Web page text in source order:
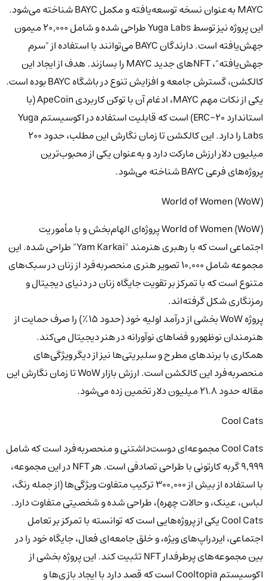
MAYC
به‌عنوان نسخه توسعه‌یافته و مکمل BAYC شناخته می‌شود.
این پروژه نیز توسط Yuga Labs طراحی شده و شامل ۲۰٬۰۰۰ میمون
جهش‌یافته است. دارندگان BAYC می‌توانند با استفاده از "سرم
جهش‌یافته"، NFTهای جدید MAYC را بسازند. هدف از ایجاد این
کالکشن، گسترش جامعه و افزایش تنوع در باشگاه BAYC بوده است.
یکی از نکات مهم MAYC، ادغام آن با توکن کاربردی ApeCoin (با
استاندارد ERC-20) است که قابلیت استفاده در اکوسیستم Yuga
Labs را دارد. این کالکشن تا زمان نگارش این مطلب، حدود
۲۰۰
میلیون دلارارزش مارکت دارد و به‌عنوان یکی از محبوب‌ترین
پروژه‌های فرعی BAYC شناخته می‌شود.
World of Women (WoW)
World of Women (WoW)پروژه‌ای الهام‌بخش و با مأموریت
اجتماعی است که با رهبری هنرمند "Yam Karkai" طراحی شده. این
مجموعه شامل ۱۰٬۰۰۰ تصویر هنری منحصربه‌فرد از زنان در سبک‌های
متنوع است که با تمرکز بر تقویت جایگاه زنان در دنیای دیجیتال و
رمزنگاری شکل گرفته‌اند.
پروژه WoW بخشی از درآمد اولیه خود (حدود ۱۵٪) را صرف حمایت از
هنرمندان نوظهور و فضاهای نوآورانه در هنر دیجیتال می‌کند.
همکاری با برندهای مطرح و سلبریتی‌ها نیز از دیگر ویژگی‌های
منحصربه‌فرد این کالکشن است. ارزش بازار WoW تا زمان نگارش این
مقاله حدود۲۱.۸ میلیون دلار
تخمین زده می‌شود.
Cool Cats
Cool Catsمجموعه‌ای دوست‌داشتنی و منحصربه‌فرد است که شامل
۹٬۹۹۹ گربه کارتونی با طراحی تصادفی است. هر NFT در این مجموعه،
با استفاده از بیش از ۳۰۰٬۰۰۰ ترکیب متفاوت ویژگی‌ها (از جمله رنگ،
لباس، عینک، و حالات چهره)، طراحی شده و شخصیتی متفاوت دارد.
Cool Cats یکی از پروژه‌هایی است که توانسته با تمرکز بر تعامل
اجتماعی، ایردراپ‌های ویژه، و خلق جامعه‌ای فعال، جایگاه خود را در
بین مجموعه‌های پرطرفدار NFT تثبیت کند. این پروژه بخشی از
اکوسیستمCooltopia است که قصد دارد با ایجاد بازی‌ها و